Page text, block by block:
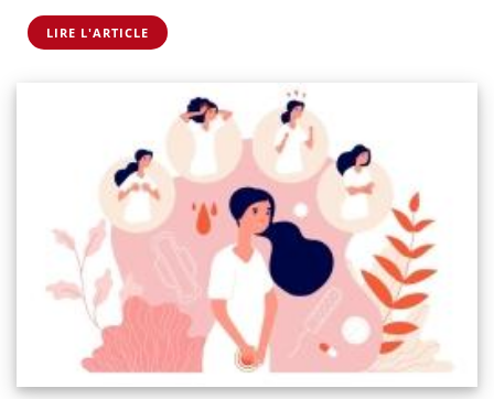
LIRE L'ARTICLE